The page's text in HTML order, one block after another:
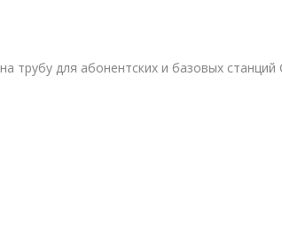
на трубу для абонентских и базовых станций